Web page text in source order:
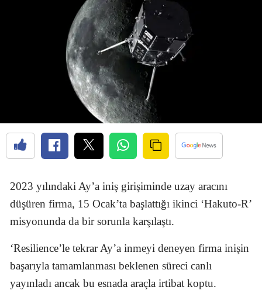
2023 yılındaki Ay’a iniş girişiminde uzay aracını
düşüren firma, 15 Ocak’ta başlattığı ikinci ‘Hakuto-R’
misyonunda da bir sorunla karşılaştı.
‘Resilience’le tekrar Ay’a inmeyi deneyen firma inişin
başarıyla tamamlanması beklenen süreci canlı
yayınladı ancak bu esnada araçla irtibat koptu.